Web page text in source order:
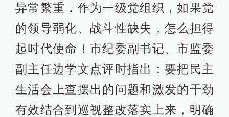
异常繁重，作为一级党组织，如果党
的领导弱化、战斗性缺失，怎么担得
起时代使命！市纪委副书记、市监委
副主任边学文点评时指出：要把民主
生活会上查摆出的问题和激发的干劲
有效结合到巡视整改落实上来，明确